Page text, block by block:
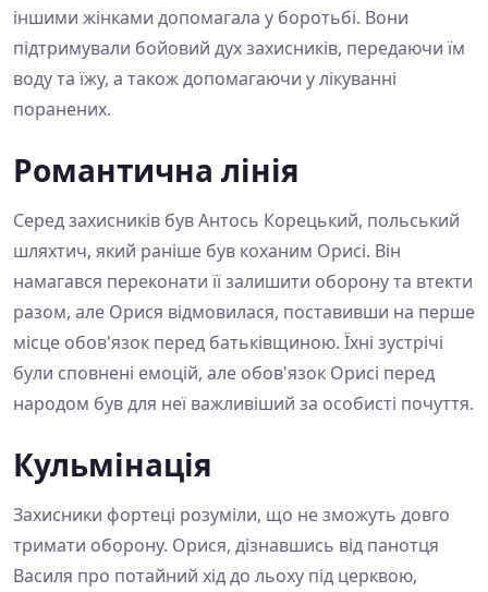
іншими жінками допомагала у боротьбі. Вони
підтримували бойовий дух захисників, передаючи їм
воду та їжу, а також допомагаючи у лікуванні
поранених.
Романтична лінія
Серед захисників був Антось Корецький, польський
шляхтич, який раніше був коханим Орисі. Він
намагався переконати її залишити оборону та втекти
разом, але Орися відмовилася, поставивши на перше
місце обов'язок перед батьківщиною. Їхні зустрічі
були сповнені емоцій, але обов'язок Орисі перед
народом був для неї важливіший за особисті почуття.
Кульмінація
Захисники фортеці розуміли, що не зможуть довго
тримати оборону. Орися, дізнавшись від панотця
Василя про потайний хід до льоху під церквою,